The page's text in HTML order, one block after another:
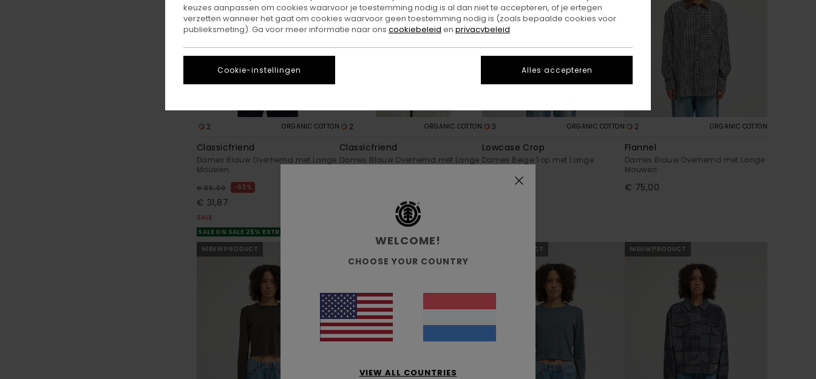
2 ORGANIC COTTON
Classicfriend
Dames Blauw Overhemd met Lange
Mouwen
€ 85,00 63%
€ 31,87
SALE
SALE ON SALE 25% EXTRA
2 ORGANIC COTTON
Classicfriend
Dames Blauw Overhemd met Lange
3 ORGANIC COTTON
Lowcase Crop
Dames Beige Top met Lange
€ 35,00
2 ORGANIC COTTON
Flannel
Dames Blauw Overhemd met Lange
Mouwen
€ 75,00
NIEUW PRODUCT NIEUW PRODUCT NIEUW PRODUCT
WELCOME!
CHOOSE YOUR COUNTRY
VIEW ALL COUNTRIES
keuzes aanpassen om cookies waarvoor je toestemming nodig is al dan niet te accepteren, of je ertegen
verzetten wanneer het gaat om cookies waarvoor geen toestemming nodig is (zoals bepaalde cookies voor
publieksmeting). Ga voor meer informatie naar ons cookiebeleid en privacybeleid
Cookie-instellingen Alles accepteren